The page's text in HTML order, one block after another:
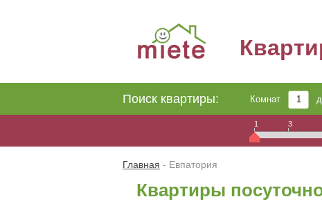
Поиск квартиры: Комнат
1 3
Главная - Евпатория
Квартиры